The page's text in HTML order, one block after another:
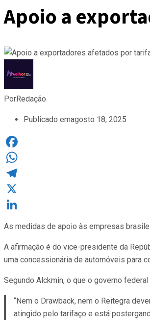
Apoio a
PorRedação
Publicado emagosto 18, 2025
Facebook
WhatsApp
Telegram
X
As medidas de apoio às empresas
A afirmação é do vice-presidente da
uma concessionária de automóveis para
Segundo Alckmin, o que o governo
“Nem o Drawback, nem o Reitegra
atingido pelo tarifaço e está